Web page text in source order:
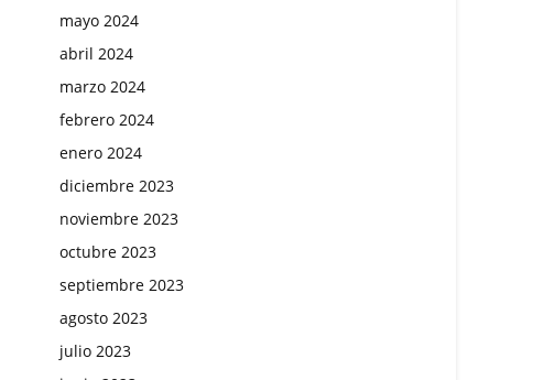
mayo 2024
abril 2024
marzo 2024
febrero 2024
enero 2024
diciembre 2023
noviembre 2023
octubre 2023
septiembre 2023
agosto 2023
julio 2023